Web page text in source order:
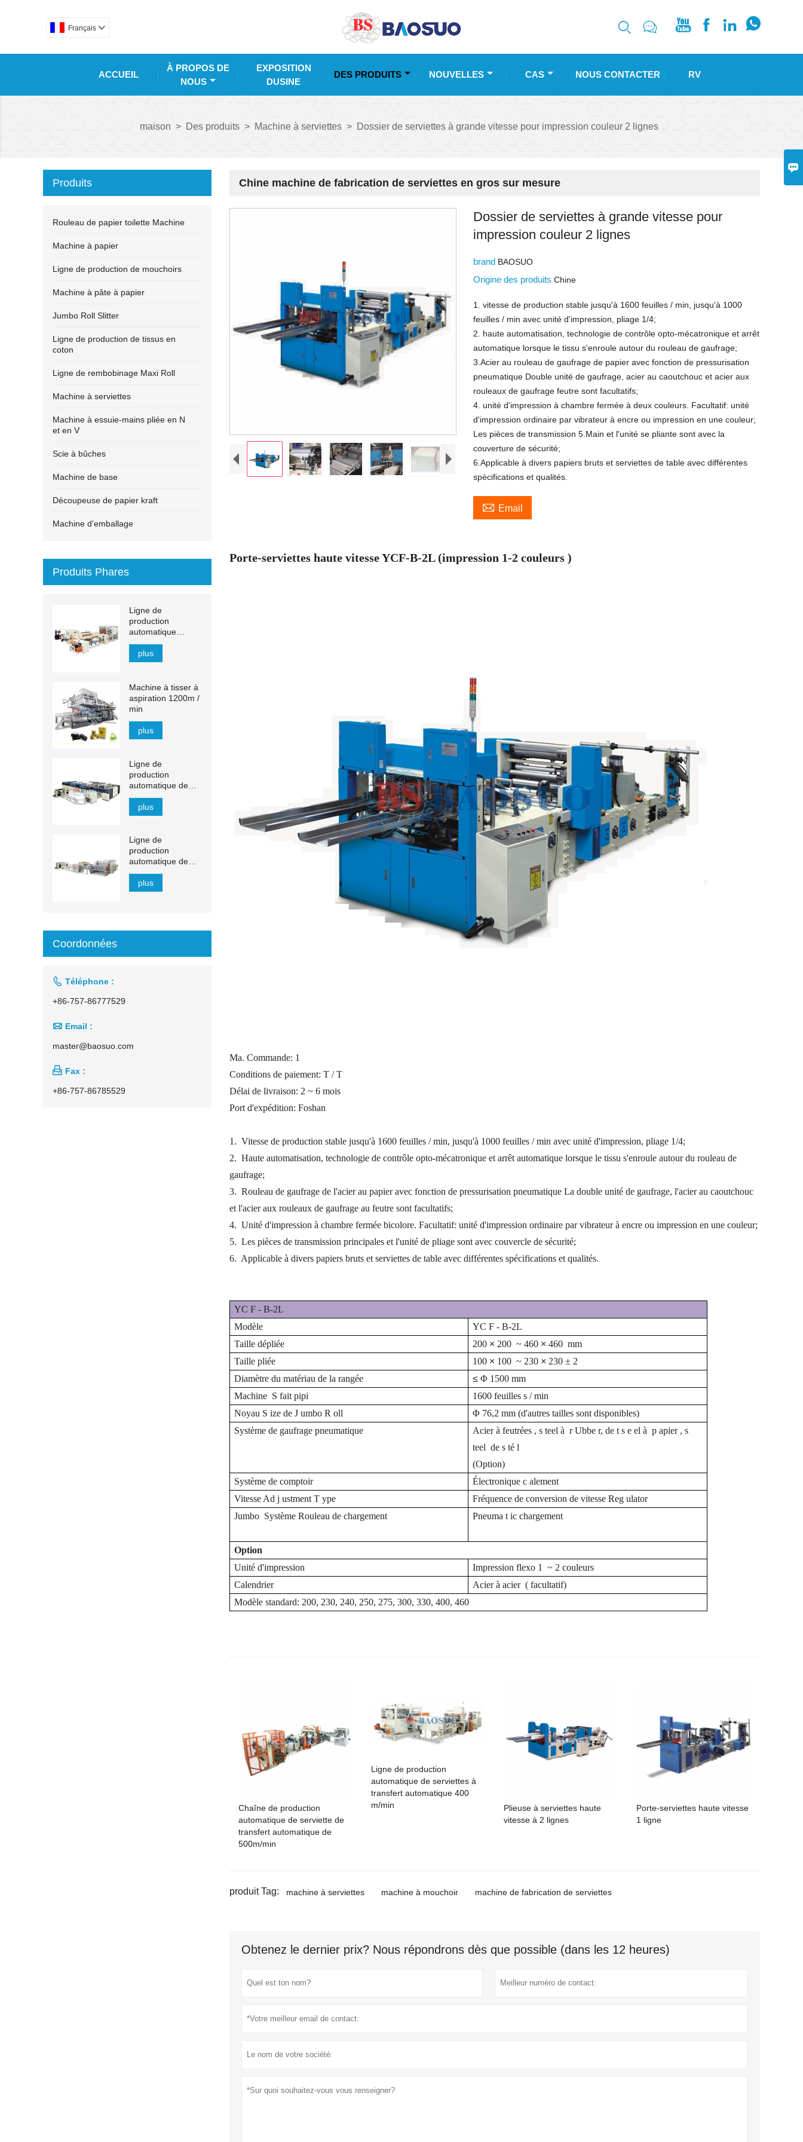

Français       
ACCUEIL
À PROPOS DE
NOUS
EXPOSITION
DUSINE
DES PRODUITS NOUVELLES CAS NOUS CONTACTER RV
maison > Des produits > Machine à serviettes > Dossier de serviettes à grande vitesse pour impression couleur 2 lignes
Chine machine de fabrication de serviettes en gros sur mesure
Dossier de serviettes à grande vitesse pour
impression couleur 2 lignes
brand BAOSUO
Origine des produitsChine
1. vitesse de production stable jusqu'à 1600 feuilles / min, jusqu'à 1000
feuilles / min avec unité d'impression, pliage 1/4;
2. haute automatisation, technologie de contrôle opto-mécatronique et arrêt
automatique lorsque le tissu s'enroule autour du rouleau de gaufrage;
3.Acier au rouleau de gaufrage de papier avec fonction de pressurisation
pneumatique Double unité de gaufrage, acier au caoutchouc et acier aux
rouleaux de gaufrage feutre sont facultatifs;
4. unité d'impression à chambre fermée à deux couleurs. Facultatif: unité
d'impression ordinaire par vibrateur à encre ou impression en une couleur;
Les pièces de transmission 5.Main et l'unité se pliante sont avec la
couverture de sécurité;
6.Applicable à divers papiers bruts et serviettes de table avec différentes
spécifications et qualités.
 Email
Porte-serviettes haute vitesse YCF-B-2L (impression 1-2 couleurs )
Ma. Commande: 1
Conditions de paiement: T / T
Délai de livraison: 2 ~ 6 mois
Port d'expédition: Foshan
1. Vitesse de production stable jusqu'à 1600 feuilles / min, jusqu'à 1000 feuilles / min avec unité d'impression, pliage 1/4;
2. Haute automatisation, technologie de contrôle opto-mécatronique et arrêt automatique lorsque le tissu s'enroule autour du rouleau de
gaufrage;
3. Rouleau de gaufrage de l'acier au papier avec fonction de pressurisation pneumatique La double unité de gaufrage, l'acier au caoutchouc
et l'acier aux rouleaux de gaufrage au feutre sont facultatifs;
4. Unité d'impression à chambre fermée bicolore. Facultatif: unité d'impression ordinaire par vibrateur à encre ou impression en une couleur;
5. Les pièces de transmission principales et l'unité de pliage sont avec couvercle de sécurité;
6. Applicable à divers papiers bruts et serviettes de table avec différentes spécifications et qualités.
YC F - B-2L
Modèle
YC F - B-2L
Taille dépliée
200 × 200 ~ 460 × 460 mm
Taille pliée
100 × 100 ~ 230 × 230 ± 2
Diamètre du matériau de la rangée
≤ Φ 1500 mm
Machine S fait pipi 1600 feuilles s / min
Noyau S ize de J umbo R oll Φ 76,2 mm (d'autres tailles sont disponibles)
Système de gaufrage pneumatique
Acierà feutrées , s teel à rUbbe r, de t s e el à p apier , s
teel de s té l
(Option)
Système de comptoir
Électronique c alement
Vitesse Ad j ustment T ype Fréquence de conversion de vitesse Reg ulator
Jumbo Système Rouleau de chargement Pneuma t ic chargement
Option
Unité d'impression
Impression flexo 1 ~ 2 couleurs
Calendrier
Acier à acier ( facultatif)
Modèle standard: 200, 230, 240, 250, 275, 300, 330, 400, 460
Chaîne de production
automatique de serviette de
transfert automatique de
500m/min
Ligne de production
automatique de serviettes à
transfert automatique 400
m/min
Plieuse à serviettes haute
vitesse à 2 lignes
Porte-serviettes haute vitesse
1 ligne
produit Tag: machine à serviettes machine à mouchoir machine de fabrication de serviettes
Obtenez le dernier prix? Nous répondrons dès que possible (dans les 12 heures)
Produits
Rouleau de papier toilette Machine
Machine à papier
Ligne de production de mouchoirs
Machine à pâte à papier
Jumbo Roll Slitter
Ligne de production de tissus en
coton
Ligne de rembobinage Maxi Roll
Machine à serviettes
Machine à essuie-mains pliée en N
et en V
Scie à bûches
Machine de base
Découpeuse de papier kraft
Machine d'emballage
Produits Phares
Ligne de
production
automatique
d'essuie-mains en
papier à transfert
MJN-PL
plus
Machine à tisser à
aspiration 1200m /
min
plus
Ligne de
production
automatique de
mouchoirs YH-FG
plus
Ligne de
production
automatique de
mouchoirs en
papier à transfert
automatique de
plus
Coordonnées
 Téléphone :
+86-757-86777529
 Email :
master@baosuo.com
 Fax :
+86-757-86785529